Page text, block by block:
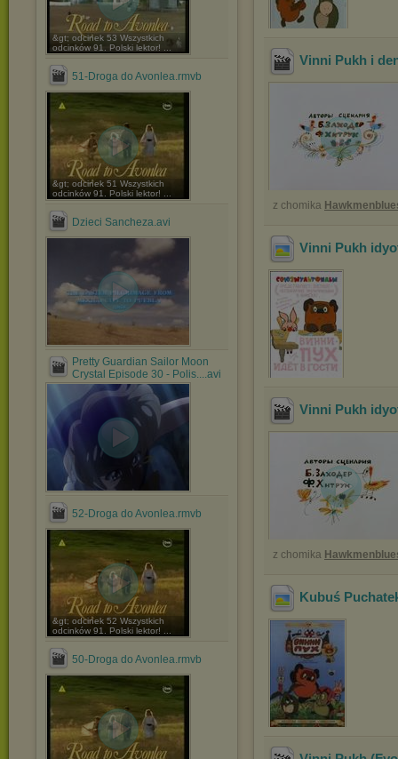
&gt; odcinek 53 Wszystkich
odcinków 91. Polski lektor! ...
51-Droga do Avonlea.rmvb
&gt; odcinek 51 Wszystkich
odcinków 91. Polski lektor! ...
Dzieci Sancheza.avi
Pretty Guardian Sailor Moon
Crystal Episode 30 - Polis....avi
52-Droga do Avonlea.rmvb
&gt; odcinek 52 Wszystkich
odcinków 91. Polski lektor! ...
50-Droga do Avonlea.rmvb
Vinni Pukh i
z chomika
Vinni Pukh
Vinni Pukh
z chomika
Kubuś